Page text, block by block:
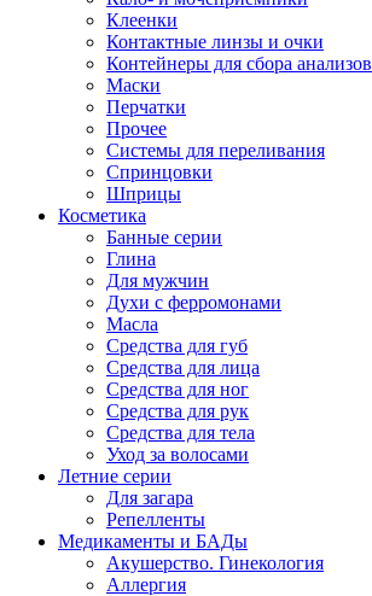
Клеенки
Контактные линзы и очки
Контейнеры для сбора анализов
Маски
Перчатки
Прочее
Системы для переливания
Спринцовки
Шприцы
Косметика
Банные серии
Глина
Для мужчин
Духи с ферромонами
Масла
Средства для губ
Средства для лица
Средства для ног
Средства для рук
Средства для тела
Уход за волосами
Летние серии
Для загара
Репелленты
Медикаменты и БАДы
Акушерство. Гинекология
Аллергия